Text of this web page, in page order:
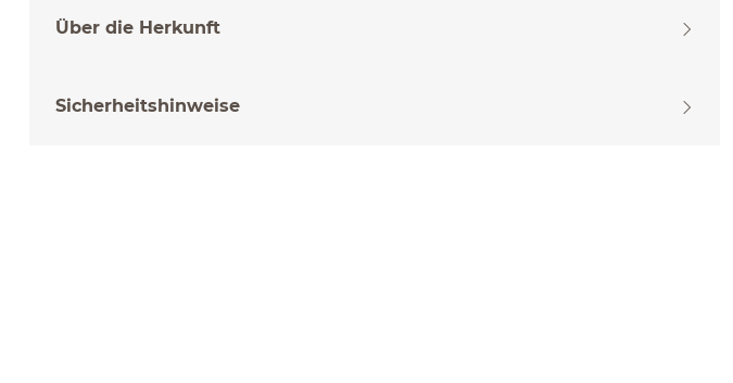
Über die Herkunft
Sicherheitshinweise